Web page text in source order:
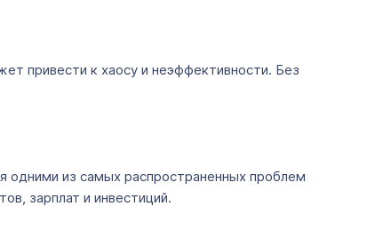
привести к хаосу и неэффективности. Без
одними из самых распространенных проблем
зарплат и инвестиций.